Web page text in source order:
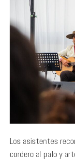
Los asistentes
cordero al palo y